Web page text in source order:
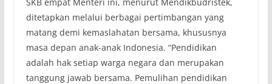
ditetapkan melalui berbagai pertimbangan yang
matang demi kemaslahatan bersama, khususnya
masa depan anak-anak Indonesia. “Pendidikan
adalah hak setiap warga negara dan merupakan
tanggung jawab bersama. Pemulihan pendidikan